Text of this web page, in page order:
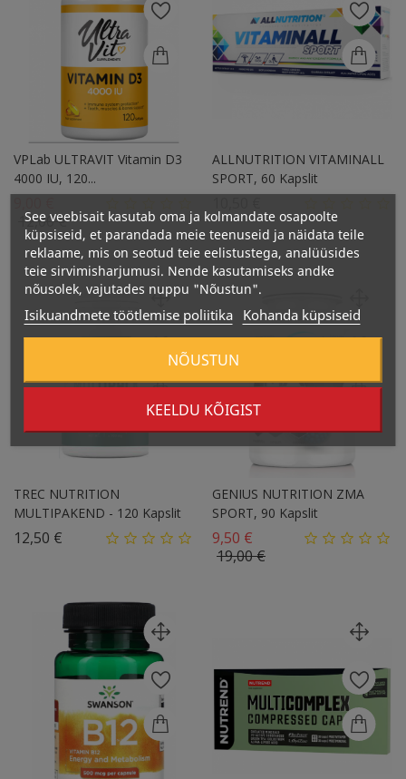
VPLab ULTRAVIT Vitamin D3
4000 IU, 120...
12,00 €Hind
ALLNUTRITION VITAMINALL
SPORT, 60 Kapslit
TREC NUTRITION
MULTIPAKEND - 120 Kapslit
12,50 €
GENIUS NUTRITION ZMA
SPORT, 90 Kapslit
9,50 € Tavahind
19,00 €Hind
See veebisait kasutab oma ja kolmandate osapoolte
küpsiseid, et parandada meie teenuseid ja näidata teile
reklaame, mis on seotud teie eelistustega, analüüsides
teie sirvimisharjumusi. Nende kasutamiseks andke
nõusolek, vajutades nuppu "Nõustun".
Isikuandmete töötlemise poliitika Kohanda küpsiseid
KEELDU KÕIGIST
NÕUSTUN